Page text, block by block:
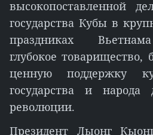
высокопоставленной
государства Кубы в
праздниках
глубокое товарищество,
ценную поддержку
государства и народа
революции.
Президент Лыонг